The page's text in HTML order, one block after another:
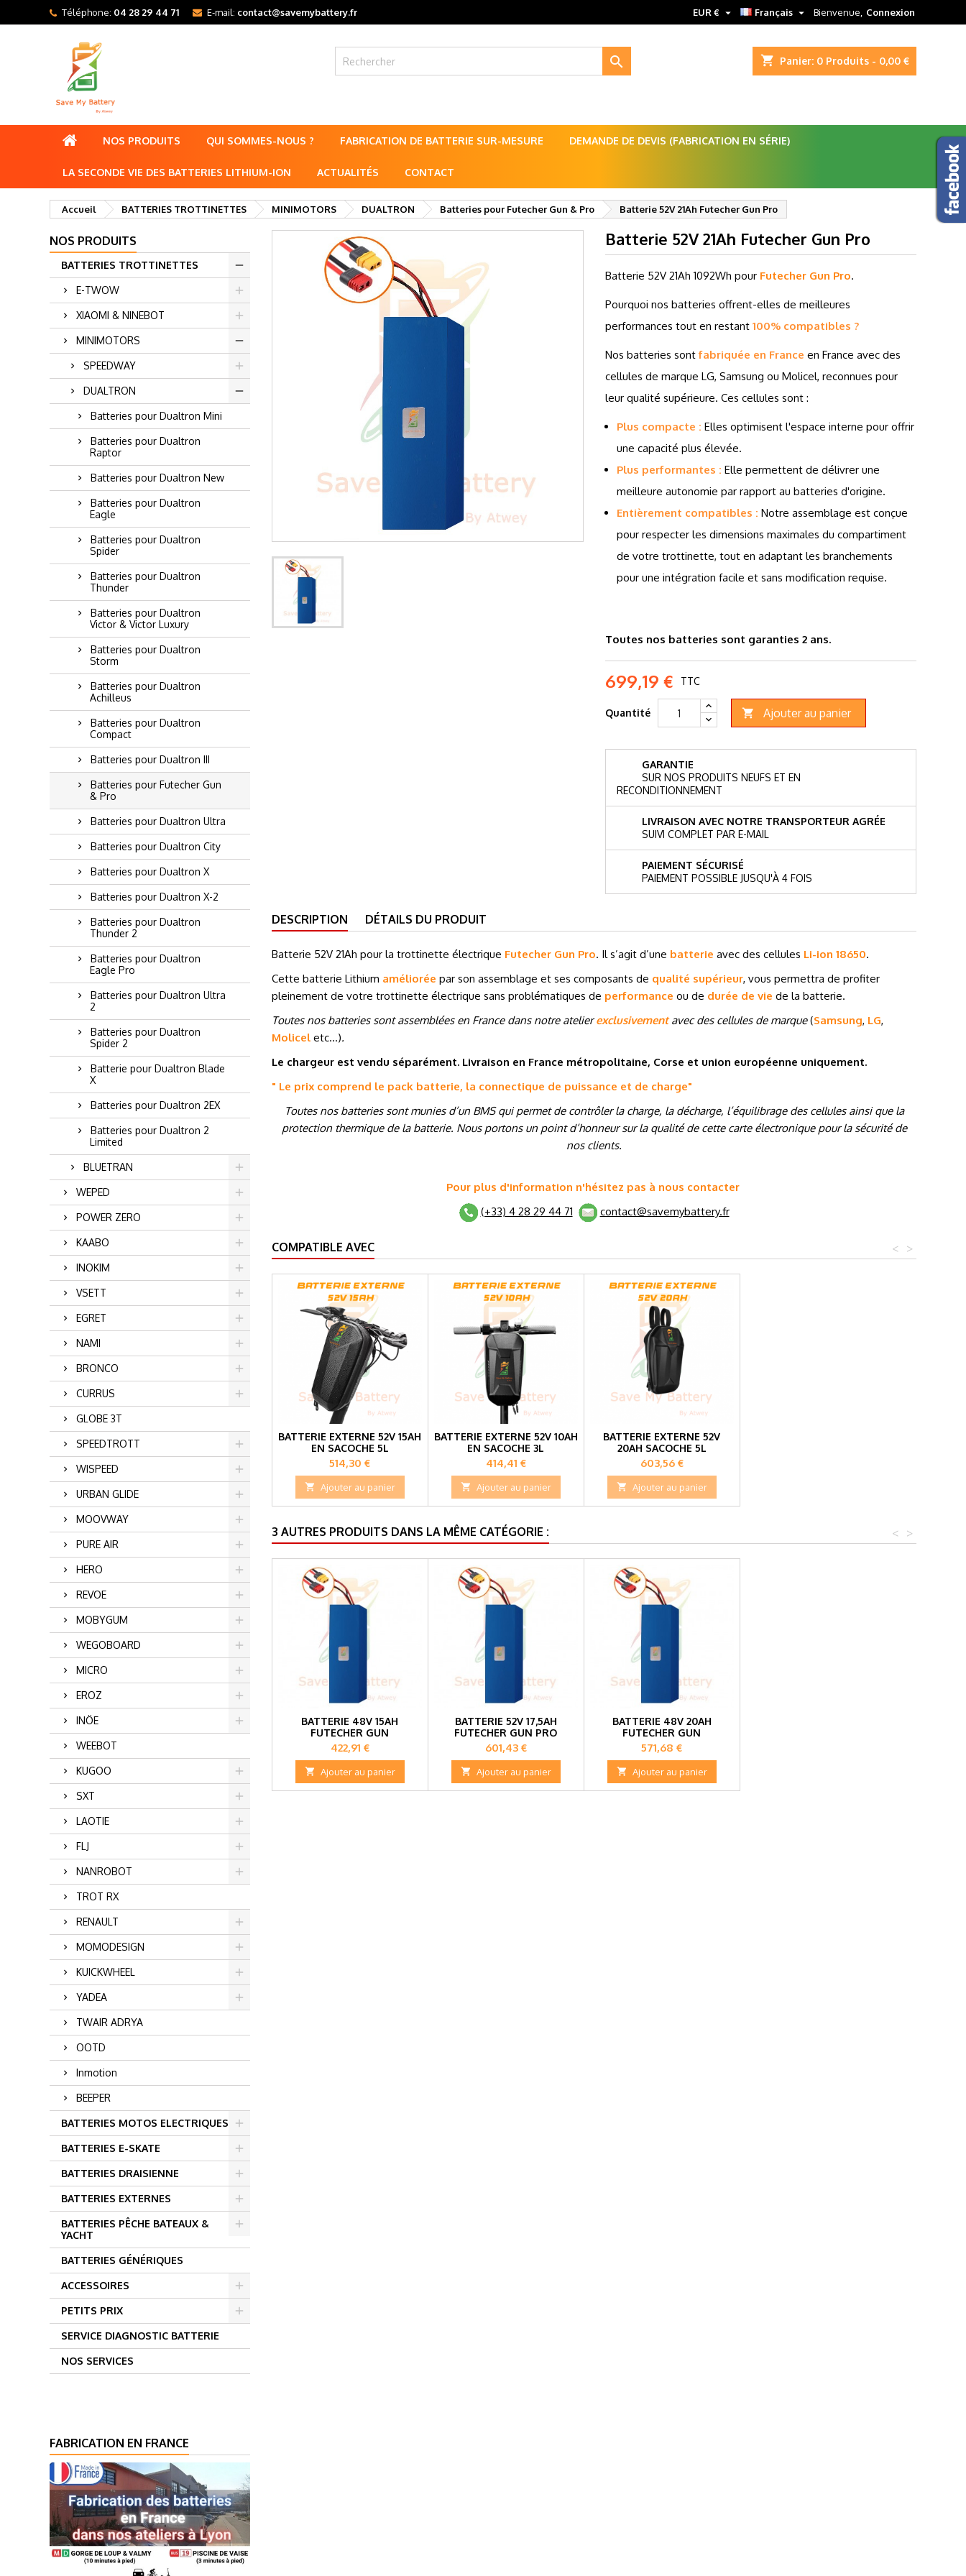
Téléphone: 04 28 29 44 71 E-mail: contact@savemybattery.fr Bienvenue, Connexion
Français 
EUR € 
shopping_cart Panier: 0 Produits - 0,00 €

NOS PRODUITS QUI SOMMES-NOUS ? FABRICATION DE BATTERIE SUR-MESURE DEMANDE DE DEVIS (FABRICATION EN SÉRIE)
LA SECONDE VIE DES BATTERIES LITHIUM-ION ACTUALITÉS CONTACT
Accueil BATTERIES TROTTINETTES MINIMOTORS DUALTRON Batteries pour Futecher Gun & Pro Batterie 52V 21Ah Futecher Gun Pro
NOS PRODUITS
BATTERIES TROTTINETTES
E-TWOW
XIAOMI & NINEBOT
MINIMOTORS
SPEEDWAY
DUALTRON
Batteries pour Dualtron Mini
Batteries pour Dualtron
Raptor
Batteries pour Dualtron New
Batteries pour Dualtron
Eagle
Batteries pour Dualtron
Spider
Batteries pour Dualtron
Thunder
Batteries pour Dualtron
Victor & Victor Luxury
Batteries pour Dualtron
Storm
Batteries pour Dualtron
Achilleus
Batteries pour Dualtron
Compact
Batteries pour Dualtron III
Batteries pour Futecher Gun
& Pro
Batteries pour Dualtron Ultra
Batteries pour Dualtron City
Batteries pour Dualtron X
Batteries pour Dualtron X-2
Batteries pour Dualtron
Thunder 2
Batteries pour Dualtron
Eagle Pro
Batteries pour Dualtron Ultra
2
Batteries pour Dualtron
Spider 2
Batterie pour Dualtron Blade
X
Batteries pour Dualtron 2EX
Batteries pour Dualtron 2
Limited
BLUETRAN
WEPED
POWER ZERO
KAABO
INOKIM
VSETT
EGRET
NAMI
BRONCO
CURRUS
GLOBE 3T
SPEEDTROTT
WISPEED
URBAN GLIDE
MOOVWAY
PURE AIR
HERO
REVOE
MOBYGUM
WEGOBOARD
MICRO
EROZ
INÖE
WEEBOT
KUGOO
SXT
LAOTIE
FLJ
NANROBOT
TROT RX
RENAULT
MOMODESIGN
KUICKWHEEL
YADEA
TWAIR ADRYA
OOTD
Inmotion
BEEPER
BATTERIES MOTOS ELECTRIQUES
BATTERIES E-SKATE
BATTERIES DRAISIENNE
BATTERIES EXTERNES
BATTERIES PÊCHE BATEAUX &
YACHT
BATTERIES GÉNÉRIQUES
ACCESSOIRES
PETITS PRIX
SERVICE DIAGNOSTIC BATTERIE
NOS SERVICES
FABRICATION EN FRANCE
Batterie 52V 21Ah Futecher Gun Pro
Batterie 52V 21Ah 1092Wh pour Futecher Gun Pro.
Pourquoi nos batteries offrent-elles de meilleures
performances tout en restant 100% compatibles ?
Nos batteries sontfabriquée en France en France avec des
cellules de marque LG, Samsung ou Molicel, reconnues pour
leur qualité supérieure. Ces cellules sont :
Plus compacte : Elles optimisent l'espace interne pour offrir
une capacité plus élevée.
Plus performantes : Elle permettent de délivrer une
meilleure autonomie par rapport au batteries d'origine.
Entièrement compatibles : Notre assemblage est conçue
pour respecter les dimensions maximales du compartiment
de votre trottinette, tout en adaptant les branchements
pour une intégration facile et sans modification requise.
Toutes nos batteries sont garanties 2 ans.
699,19 € TTC
Quantité  Ajouter au panier
GARANTIE
SUR NOS PRODUITS NEUFS ET EN
RECONDITIONNEMENT
LIVRAISON AVEC NOTRE TRANSPORTEUR AGRÉE
SUIVI COMPLET PAR E-MAIL
PAIEMENT SÉCURISÉ
PAIEMENT POSSIBLE JUSQU'À 4 FOIS
DESCRIPTION DÉTAILS DU PRODUIT
Batterie 52V 21Ah pour la trottinette électrique Futecher Gun Pro. Il s’agit d’une batterie avec des cellules Li-ion 18650.
Cette batterie Lithium améliorée par son assemblage et ses composants de qualité supérieur, vous permettra de profiter
pleinement de votre trottinette électrique sans problématiques de performance ou de durée de vie de la batterie.
Toutes nos batteries sont assemblées en France dans notre atelierexclusivementavec des cellules de marque(Samsung, LG,
Molicel etc…).
Le chargeur est vendu séparément. Livraison en France métropolitaine, Corse et union européenne uniquement.
" Le prix comprend le pack batterie, la connectique de puissance et de charge"
Toutes nos batteries sont munies d’un BMS qui permet de contrôler la charge, la décharge, l’équilibrage des cellules ainsi que la
protection thermique de la batterie. Nous portons un point d’honneur sur la qualité de cette carte électronique pour la sécurité de
nos clients.
Pour plus d'information n'hésitez pas à nous contacter
(+33) 4 28 29 44 71
contact@savemybattery.fr
COMPATIBLE AVEC >
<
BATTERIE EXTERNE 52V 15AH
EN SACOCHE 5L
Prix
514,30 €
 Ajouter au panier
BATTERIE EXTERNE 52V 10AH
EN SACOCHE 3L
Prix
414,41 €
 Ajouter au panier
BATTERIE EXTERNE 52V
20AH SACOCHE 5L
Prix
603,56 €
 Ajouter au panier
3 AUTRES PRODUITS DANS LA MÊME CATÉGORIE : >
<
BATTERIE 48V 15AH
FUTECHER GUN
Prix
422,91 €
 Ajouter au panier
BATTERIE 52V 17,5AH
FUTECHER GUN PRO
Prix
601,43 €
 Ajouter au panier
BATTERIE 48V 20AH
FUTECHER GUN
Prix
571,68 €
 Ajouter au panier